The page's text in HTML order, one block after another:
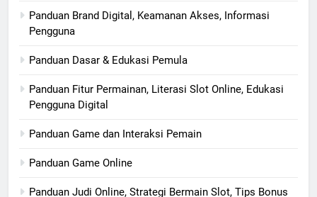
Panduan Brand Digital, Keamanan Akses, Informasi
Pengguna
Panduan Dasar & Edukasi Pemula
Panduan Fitur Permainan, Literasi Slot Online, Edukasi
Pengguna Digital
Panduan Game dan Interaksi Pemain
Panduan Game Online
Panduan Judi Online, Strategi Bermain Slot, Tips Bonus